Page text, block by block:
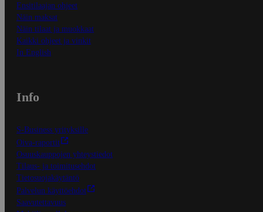
Ensitilaajan ohjeet
Näin maksat
Näin tilaat ja muokkaat
Kaikki ohjeet ja vinkit
In English
Info
S-Business yrityksille
Oiva-raportit
Osuuskauppojen yhteystiedot
Tilaus- ja toimitusehdot
Tietosuojakäytäntö
Palvelun käyttöehdot
Saavutettavuus